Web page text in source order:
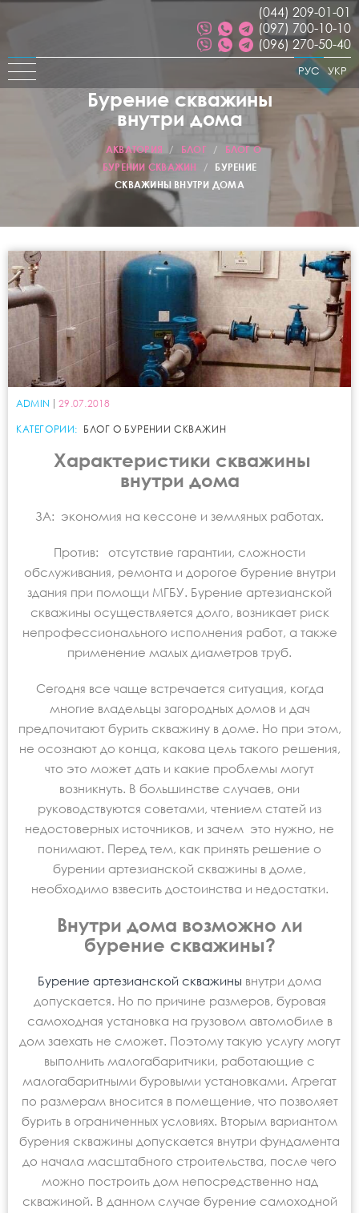
(044) 209-01-01
(097) 700-10-10
(096) 270-50-40
УКР
РУС
Бурение скважины
внутри дома
АКВАТОРИЯ / БЛОГ /
БЛОГ О
БУРЕНИИ СКВАЖИН
/
БУРЕНИЕ
СКВАЖИНЫ ВНУТРИ ДОМА
ADMIN 29.07.2018
КАТЕГОРИИ: БЛОГ О БУРЕНИИ СКВАЖИН
Характеристики скважины
внутри дома
ЗА: экономия на кессоне и земляных работах.
Против: отсутствие гарантии, сложности
обслуживания, ремонта и дорогое бурение внутри
здания при помощи МГБУ. Бурение артезианской
скважины осуществляется долго, возникает риск
непрофессионального исполнения работ, а также
применение малых диаметров труб.
Сегодня все чаще встречается ситуация, когда
многие владельцы загородных домов и дач
предпочитают бурить скважину в доме. Но при этом,
не осознают до конца, какова цель такого решения,
что это может дать и какие проблемы могут
возникнуть. В большинстве случаев, они
руководствуются советами, чтением статей из
недостоверных источников, и зачем это нужно, не
понимают. Перед тем, как принять решение о
бурении артезианской скважины в доме,
необходимо взвесить достоинства и недостатки.
Внутри дома возможно ли
бурение скважины?
Бурение артезианской скважины внутри дома
допускается. Но по причине размеров, буровая
самоходная установка на грузовом автомобиле в
дом заехать не сможет. Поэтому такую услугу могут
выполнить малогабаритчики, работающие с
малогабаритными буровыми установками. Агрегат
по размерам вносится в помещение, что позволяет
бурить в ограниченных условиях. Вторым вариантом
бурения скважины допускается внутри фундамента
до начала масштабного строительства, после чего
можно построить дом непосредственно над
скважиной. В данном случае бурение самоходной